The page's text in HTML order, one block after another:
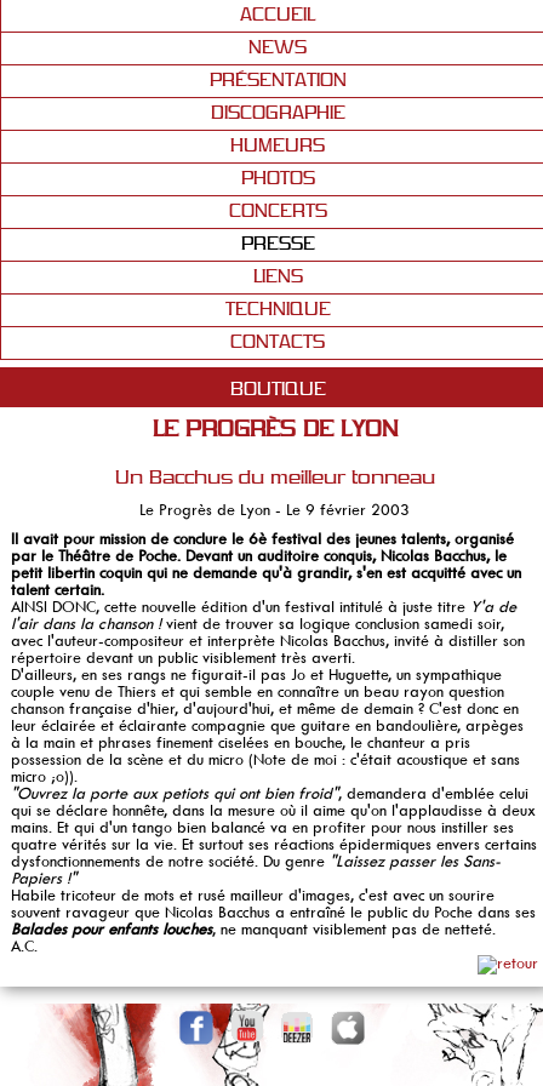
ACCUEIL
NEWS
PRÉSENTATION
DISCOGRAPHIE
HUMEURS
PHOTOS
CONCERTS
PRESSE
LIENS
TECHNIQUE
CONTACTS
BOUTIQUE
LE PROGRÈS DE LYON
Un Bacchus du meilleur tonneau
Le Progrès de Lyon - Le 9 février 2003
Il avait pour mission de conclure le 6è festival des jeunes talents, organisé
par le Théâtre de Poche. Devant un auditoire conquis, Nicolas Bacchus, le
petit libertin coquin qui ne demande qu'à grandir, s'en est acquitté avec un
talent certain.
AINSI DONC, cette nouvelle édition d'un festival intitulé à juste titre Y'a de
l'air dans la chanson !vient de trouver sa logique conclusion samedi soir,
avec l'auteur-compositeur et interprète Nicolas Bacchus, invité à distiller son
répertoire devant un public visiblement très averti.
D'ailleurs, en ses rangs ne figurait-il pas Jo et Huguette, un sympathique
couple venu de Thiers et qui semble en connaître un beau rayon question
chanson française d'hier, d'aujourd'hui, et même de demain ? C'est donc en
leur éclairée et éclairante compagnie que guitare en bandoulière, arpèges
à la main et phrases finement ciselées en bouche, le chanteur a pris
possession de la scène et du micro (Note de moi : c'était acoustique et sans
micro ;o)).
"Ouvrez la porte aux petiots qui ont bien froid", demandera d'emblée celui
qui se déclare honnête, dans la mesure où il aime qu'on l'applaudisse à deux
mains. Et qui d'un tango bien balancé va en profiter pour nous instiller ses
quatre vérités sur la vie. Et surtout ses réactions épidermiques envers certains
dysfonctionnements de notre société. Du genre "Laissez passer les Sans-
Papiers !"
Habile tricoteur de mots et rusé mailleur d'images, c'est avec un sourire
souvent ravageur que Nicolas Bacchus a entraîné le public du Poche dans ses
Balades pour enfants louches, ne manquant visiblement pas de netteté.
A.C.